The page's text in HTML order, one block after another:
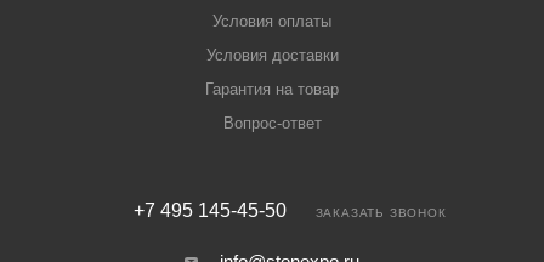
Условия оплаты
Условия доставки
Гарантия на товар
Вопрос-ответ
+7 495 145-45-50 ЗАКАЗАТЬ ЗВОНОК